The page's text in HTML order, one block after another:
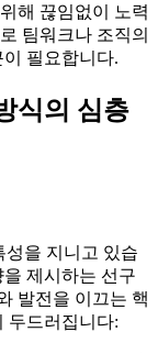
해 끊임없이 노력
팀워크나 조직의
필요합니다.
식의 심층
성을 지니고 있습
제시하는 선구
발전을 이끄는 핵
두드러집니다: